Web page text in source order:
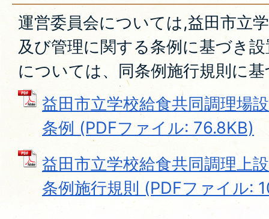
運営委員会については,益田市立
及び管理に関する条例に基づき
については、同条例施行規則に
益田市立学校給食共同調理場
条例 (PDFファイル: 76.8KB)
益田市立学校給食共同調理上
条例施行規則 (PDFファイル: